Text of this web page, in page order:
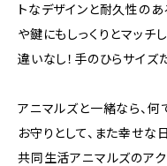
トなデザインと耐久性の
や鍵にもしっくりとマッチ
違いなし！手のひらサイズ
アニマルズと一緒なら、何
お守りとして、また幸せな
共同生活アニマルズのア